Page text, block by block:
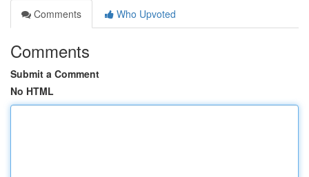
Comments
Who Upvoted
Comments
Submit a Comment
No HTML